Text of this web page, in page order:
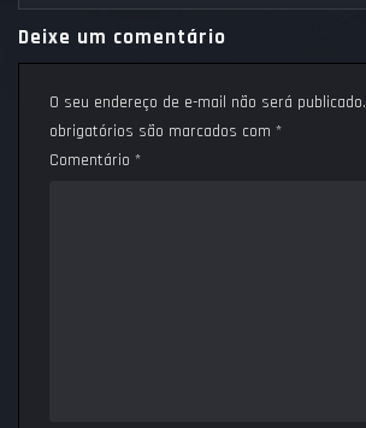
Deixe um comentário
O seu endereço de e-mail não será publicado.
obrigatórios são marcados com *
Comentário *